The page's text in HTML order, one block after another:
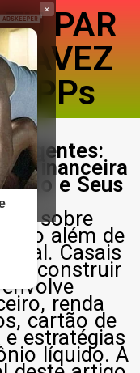
× PAR
APPs
Financeira
e Seus
sobre
além de
Casais
construir
renda
cartão de
estratégias
líquido. A